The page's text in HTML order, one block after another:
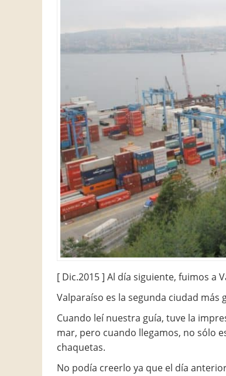
[ Dic.2015 ] Al día siguiente, fuimos a
Valparaíso es la segunda ciudad más
Cuando leí nuestra guía, tuve la
mar, pero cuando llegamos, no sólo
chaquetas.
No podía creerlo ya que el día